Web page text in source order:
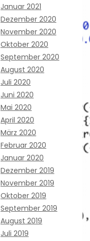
Januar 2021
Dezember 2020
November 2020
Oktober 2020
September 2020
August 2020
Juli 2020
Juni 2020
Mai 2020
April 2020
März 2020
Februar 2020
Januar 2020
Dezember 2019
November 2019
Oktober 2019
September 2019
August 2019
Juli 2019